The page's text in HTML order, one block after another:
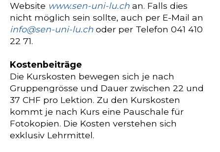
Website www.sen-uni-lu.ch an. Falls dies
nicht möglich sein sollte, auch per E-Mail an
info@sen-uni-lu.ch oder per Telefon 041 410
22 71.
Kostenbeiträge
Die Kurskosten bewegen sich je nach
Gruppengrösse und Dauer zwischen 22 und
37 CHF pro Lektion. Zu den Kurskosten
kommt je nach Kurs eine Pauschale für
Fotokopien. Die Kosten verstehen sich
exklusiv Lehrmittel.